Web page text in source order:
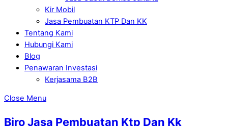
Kir Mobil
Jasa Pembuatan KTP Dan KK
Tentang Kami
Hubungi Kami
Blog
Penawaran Investasi
Kerjasama B2B
Close Menu
Biro Jasa Pembuatan Ktp Dan Kk